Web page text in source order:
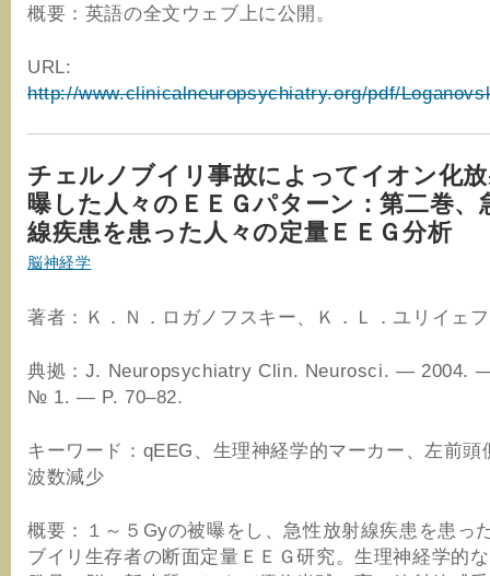
概要：英語の全文ウェブ上に公開。
URL:
http://www.clinicalneuropsychiatry.org/pdf/
チェルノブイリ事故によってイオン化
曝した人々のＥＥＧパターン：第二巻、
線疾患を患った人々の定量ＥＥＧ分析
脳神経学
著者：Ｋ．Ｎ．ロガノフスキー、Ｋ．Ｌ．ユリイェフ
典拠：J. Neuropsychiatry Clin. Neurosci. — 2004.
№ 1. — P. 70–82.
キーワード：qEEG、生理神経学的マーカー、左前頭
波数減少
概要：１～５Gyの被曝をし、急性放射線疾患を患っ
ブイリ生存者の断面定量ＥＥＧ研究。生理神経学的